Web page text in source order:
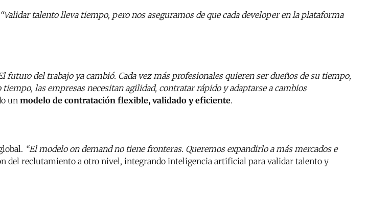
“Validar talento lleva tiempo, pero nos aseguramos de que cada developer en la plataforma
futuro del trabajo ya cambió. Cada vez más profesionales quieren ser dueños de su tiempo,
las empresas necesitan agilidad, contratar rápido y adaptarse a cambios
un modelo de contratación flexible, validado y eficiente.
“El modelo on demand no tiene fronteras. Queremos expandirlo a más mercados e
del reclutamiento a otro nivel, integrando inteligencia artificial para validar talento y